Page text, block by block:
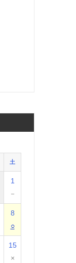
土
1
－
8
○
15
×